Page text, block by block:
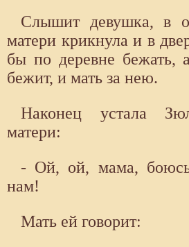
Слышит девушка, в
матери крикнула и в
бы по деревне бежать,
бежит, и мать за нею.
Наконец устала
матери:
- Ой, ой, мама,
нам!
Мать ей говорит: